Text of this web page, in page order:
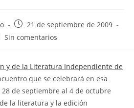
Publicación
de
21 de septiembre de 2009
Sin comentarios
y de la Literatura Independiente de
que se celebrará en esa
de septiembre al 4 de octubre
la literatura y la edición